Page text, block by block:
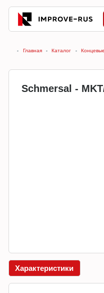
Главная Каталог
Schmersal -
Характеристики